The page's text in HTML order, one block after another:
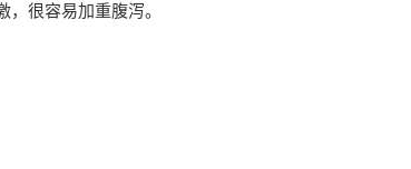
很容易加重腹泻。